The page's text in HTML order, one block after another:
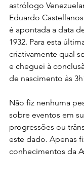
astrólogo
Eduardo
é apontada a data
1932. Para esta
criativamente qual
e cheguei à
de nascimento às
Não fiz nenhuma
sobre eventos em
progressões ou
este dado. Apenas
conhecimentos da